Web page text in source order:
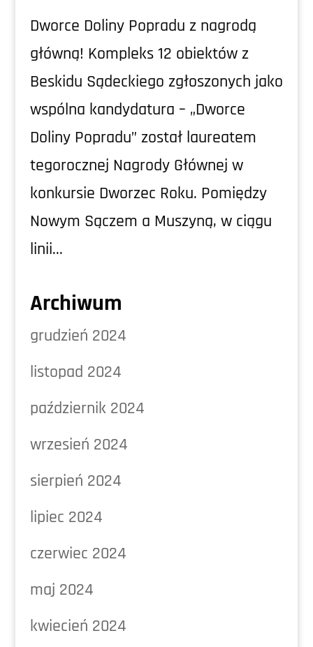
Dworce Doliny Popradu z nagrodą
główną! Kompleks 12 obiektów z
Beskidu Sądeckiego zgłoszonych jako
wspólna kandydatura – „Dworce
Doliny Popradu” został laureatem
tegorocznej Nagrody Głównej w
konkursie Dworzec Roku. Pomiędzy
Nowym Sączem a Muszyną, w ciągu
linii...
Archiwum
grudzień 2024
listopad 2024
październik 2024
wrzesień 2024
sierpień 2024
lipiec 2024
czerwiec 2024
maj 2024
kwiecień 2024